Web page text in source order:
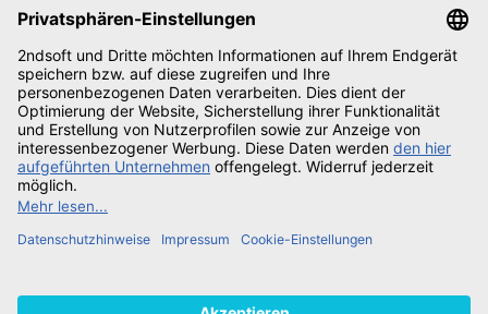
Rückgabebedingungen
Wissenswertes
Legale Gebrauchtsoftware erkennen
Produktschlüssel = Lizenz?
Microsoft Office legal erwerben
Qualifizierende Betriebssysteme f.